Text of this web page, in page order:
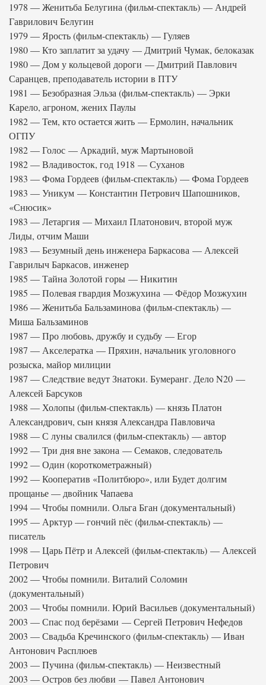
1978 — Женитьба Белугина (фильм-спектакль) — Андрей
Гаврилович Белугин
1979 — Ярость (фильм-спектакль) — Гуляев
1980 — Кто заплатит за удачу — Дмитрий Чумак, белоказак
1980 — Дом у кольцевой дороги — Дмитрий Павлович
Саранцев, преподаватель истории в ПТУ
1981 — Безобразная Эльза (фильм-спектакль) — Эрки
Карело, агроном, жених Паулы
1982 — Тем, кто остается жить — Ермолин, начальник
ОГПУ
1982 — Голос — Аркадий, муж Мартыновой
1982 — Владивосток, год 1918 — Суханов
1983 — Фома Гордеев (фильм-спектакль) — Фома Гордеев
1983 — Уникум — Константин Петрович Шапошников,
«Снюсик»
1983 — Летаргия — Михаил Платонович, второй муж
Лиды, отчим Маши
1983 — Безумный день инженера Баркасова — Алексей
Гаврилыч Баркасов, инженер
1985 — Тайна Золотой горы — Никитин
1985 — Полевая гвардия Мозжухина — Фёдор Мозжухин
1986 — Женитьба Бальзаминова (фильм-спектакль) —
Миша Бальзаминов
1987 — Про любовь, дружбу и судьбу — Егор
1987 — Акселератка — Пряхин, начальник уголовного
розыска, майор милиции
1987 — Следствие ведут Знатоки. Бумеранг. Дело N20 —
Алексей Барсуков
1988 — Холопы (фильм-спектакль) — князь Платон
Александрович, сын князя Александра Павловича
1988 — С луны свалился (фильм-спектакль) — автор
1992 — Три дня вне закона — Семаков, следователь
1992 — Один (короткометражный)
1992 — Кооператив «Политбюро», или Будет долгим
прощанье — двойник Чапаева
1994 — Чтобы помнили. Ольга Бган (документальный)
1995 — Арктур — гончий пёс (фильм-спектакль) —
писатель
1998 — Царь Пётр и Алексей (фильм-спектакль) — Алексей
Петрович
2002 — Чтобы помнили. Виталий Соломин
(документальный)
2003 — Чтобы помнили. Юрий Васильев (документальный)
2003 — Спас под берёзами — Сергей Петрович Нефедов
2003 — Свадьба Кречинского (фильм-спектакль) — Иван
Антонович Расплюев
2003 — Пучина (фильм-спектакль) — Неизвестный
2003 — Остров без любви — Павел Антонович